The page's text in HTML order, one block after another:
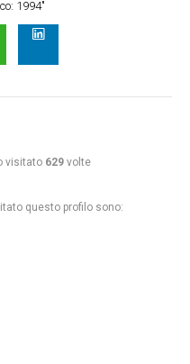
1994"
visitato 629 volte
questo profilo sono: